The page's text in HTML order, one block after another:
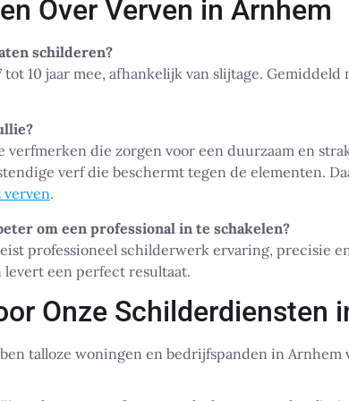
Over Verven in Arnhem
schilderen?
10 jaar mee, afhankelijk van slijtage. Gemiddeld
die zorgen voor een duurzaam en
verf die beschermt tegen de elementen.
verven.
om een professional in te schakelen?
professioneel schilderwerk ervaring, precisie
levert een perfect resultaat.
Onze Schilderdiensten
talloze woningen en bedrijfspanden in Arnhem